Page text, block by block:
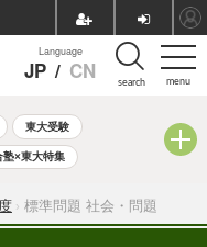
menu
Language
JP / CN search
東大受験
塾×東大特集
相談会
標準問題 社会・問題